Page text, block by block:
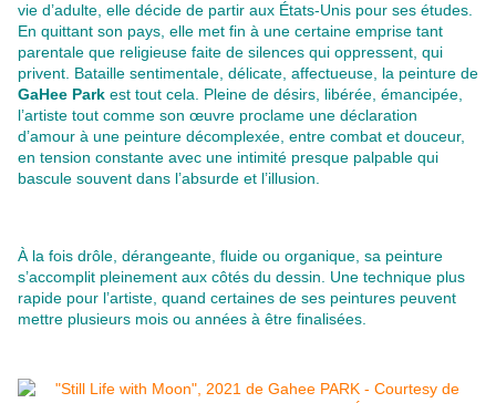
vie d’adulte, elle décide de partir aux États-Unis pour ses études.
En quittant son pays, elle met fin à une certaine emprise tant
parentale que religieuse faite de silences qui oppressent, qui
privent. Bataille sentimentale, délicate, affectueuse, la peinture de
GaHee Park est tout cela. Pleine de désirs, libérée, émancipée,
l’artiste tout comme son œuvre proclame une déclaration
d’amour à une peinture décomplexée, entre combat et douceur,
en tension constante avec une intimité presque palpable qui
bascule souvent dans l’absurde et l’illusion.
À la fois drôle, dérangeante, fluide ou organique, sa peinture
s’accomplit pleinement aux côtés du dessin. Une technique plus
rapide pour l’artiste, quand certaines de ses peintures peuvent
mettre plusieurs mois ou années à être finalisées.